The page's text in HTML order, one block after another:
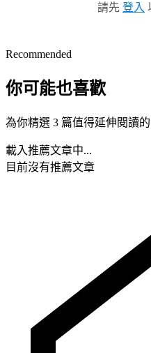
請先 登入
Recommended
你可能也喜歡
為你精選 3 篇值得延伸閱讀
載入推薦文章中...
目前沒有推薦文章